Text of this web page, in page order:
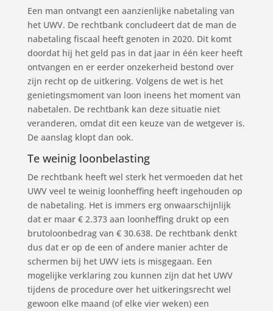
Een man ontvangt een aanzienlijke nabetaling van
het UWV. De rechtbank concludeert dat de man de
nabetaling fiscaal heeft genoten in 2020. Dit komt
doordat hij het geld pas in dat jaar in één keer heeft
ontvangen en er eerder onzekerheid bestond over
zijn recht op de uitkering. Volgens de wet is het
genietingsmoment van loon ineens het moment van
nabetalen. De rechtbank kan deze situatie niet
veranderen, omdat dit een keuze van de wetgever is.
De aanslag klopt dan ook.
Te weinig loonbelasting
De rechtbank heeft wel sterk het vermoeden dat het
UWV veel te weinig loonheffing heeft ingehouden op
de nabetaling. Het is immers erg onwaarschijnlijk
dat er maar € 2.373 aan loonheffing drukt op een
brutoloonbedrag van € 30.638. De rechtbank denkt
dus dat er op de een of andere manier achter de
schermen bij het UWV iets is misgegaan. Een
mogelijke verklaring zou kunnen zijn dat het UWV
tijdens de procedure over het uitkeringsrecht wel
gewoon elke maand (of elke vier weken) een